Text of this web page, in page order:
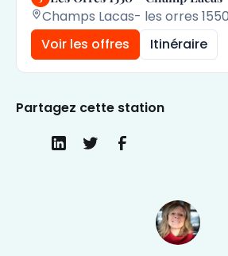
Champs Lacas- les orres 1550
Voir les offres
Itinéraire
Partagez cette station